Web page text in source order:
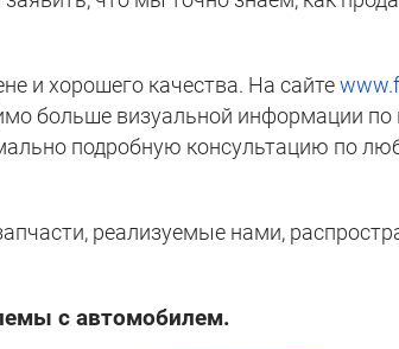
и хорошего качества. На сайте
больше визуальной информации
подробную консультацию по
реализуемые нами,
с автомобилем.